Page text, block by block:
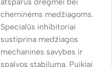
cheminėms medžiagoms.
Specialūs inhibitoriai
sustiprina medžiagos
mechanines savybes ir
spalvos stabilumą. Puikiai